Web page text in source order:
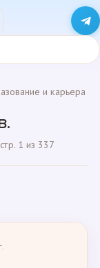
и карьера
1 из 337